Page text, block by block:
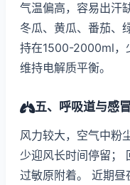
气温偏高，容易出汗
冬瓜、黄瓜、番茄、
持在1500-2000ml，
维持电解质平衡。
五、呼吸道与感
风力较大，空气中粉
少迎风长时间停留；
过敏原附着。 近期